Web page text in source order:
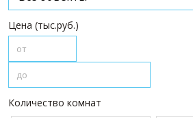
ПАРТНЕРЫ
Цена (тыс.руб.)
Количество комнат